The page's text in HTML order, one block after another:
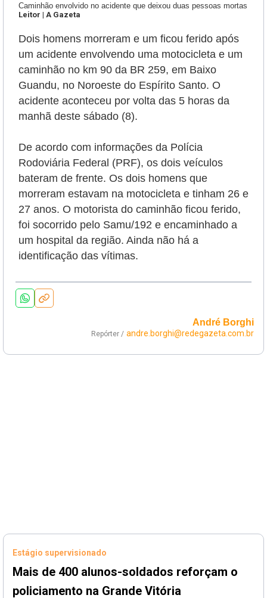
Caminhão envolvido no acidente que deixou duas pessoas mortas
Leitor | A Gazeta
Dois homens morreram e um ficou ferido após
um acidente envolvendo uma motocicleta e um
caminhão no km 90 da BR 259, em Baixo
Guandu, no Noroeste do Espírito Santo. O
acidente aconteceu por volta das 5 horas da
manhã deste sábado (8).
De acordo com informações da Polícia
Rodoviária Federal (PRF), os dois veículos
bateram de frente. Os dois homens que
morreram estavam na motocicleta e tinham 26 e
27 anos. O motorista do caminhão ficou ferido,
foi socorrido pelo Samu/192 e encaminhado a
um hospital da região. Ainda não há a
identificação das vítimas.
André Borghi
Repórter / andre.borghi@redegazeta.com.br
Estágio supervisionado
Mais de 400 alunos-soldados reforçam o
policiamento na Grande Vitória